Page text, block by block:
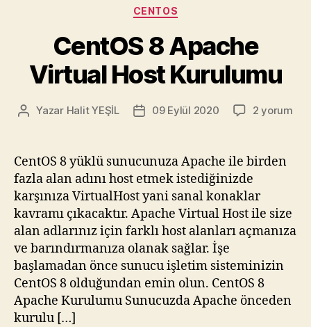
Kategoriler
CENTOS
CentOS 8 Apache
Virtual Host Kurulumu
Yazının
Yazar Halit YEŞİL
Yazı09 Eylül 2020
CentOS
Virtual
Kurulumu
için
2 yorum
CentOS 8 yüklü sunucunuza Apache ile birden
fazla alan adını host etmek istediğinizde
karşınıza VirtualHost yani sanal konaklar
kavramı çıkacaktır. Apache Virtual Host ile size
alan adlarınız için farklı host alanları açmanıza
ve barındırmanıza olanak sağlar. İşe
başlamadan önce sunucu işletim sisteminizin
CentOS 8 olduğundan emin olun. CentOS 8
Apache Kurulumu Sunucuzda Apache önceden
kurulu […]